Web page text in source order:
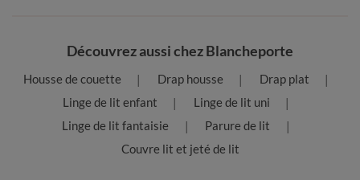
Découvrez aussi chez Blancheporte
Housse de couette Drap housse
Drap plat
Linge de lit enfant
Linge de lit uni
Linge de lit fantaisie
Parure de lit
Couvre lit et jeté de lit